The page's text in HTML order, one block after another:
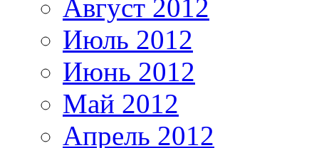
Август 2012
Июль 2012
Июнь 2012
Май 2012
Апрель 2012